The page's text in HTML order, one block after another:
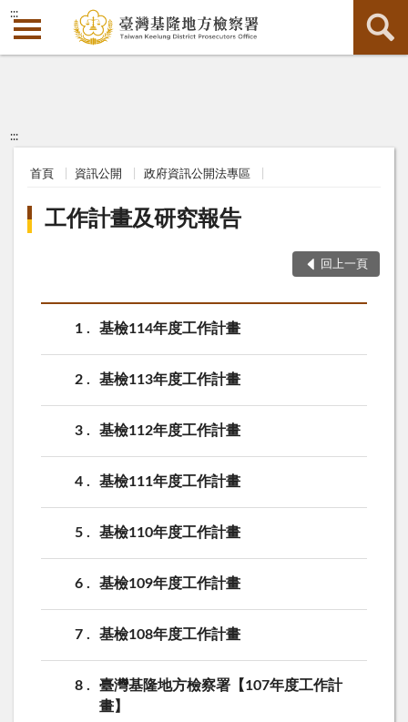
:::
:::
首頁 資訊公開 政府資訊公開法專區
工作計畫及研究報告
回上一頁
1 基檢114年度工作計畫
2 基檢113年度工作計畫
3 基檢112年度工作計畫
4 基檢111年度工作計畫
5 基檢110年度工作計畫
6 基檢109年度工作計畫
7 基檢108年度工作計畫
8
臺灣基隆地方檢察署【107年度工作計
畫】